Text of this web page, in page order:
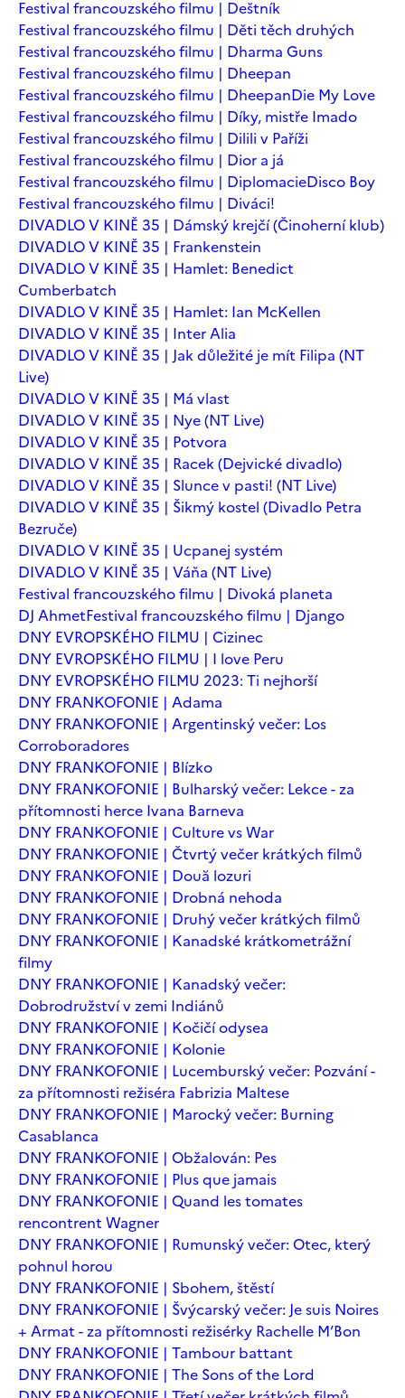
Festival francouzského filmu | Deštník
Festival francouzského filmu | Děti těch druhých
Festival francouzského filmu | Dharma Guns
Festival francouzského filmu | Dheepan
Festival francouzského filmu | DheepanDie My Love
Festival francouzského filmu | Díky, mistře Imado
Festival francouzského filmu | Dilili v Paříži
Festival francouzského filmu | Dior a já
Festival francouzského filmu | DiplomacieDisco Boy
Festival francouzského filmu | Diváci!
DIVADLO V KINĚ 35 | Dámský krejčí (Činoherní klub)
DIVADLO V KINĚ 35 | Frankenstein
DIVADLO V KINĚ 35 | Hamlet: Benedict
Cumberbatch
DIVADLO V KINĚ 35 | Hamlet: Ian McKellen
DIVADLO V KINĚ 35 | Inter Alia
DIVADLO V KINĚ 35 | Jak důležité je mít Filipa (NT
Live)
DIVADLO V KINĚ 35 | Má vlast
DIVADLO V KINĚ 35 | Nye (NT Live)
DIVADLO V KINĚ 35 | Potvora
DIVADLO V KINĚ 35 | Racek (Dejvické divadlo)
DIVADLO V KINĚ 35 | Slunce v pasti! (NT Live)
DIVADLO V KINĚ 35 | Šikmý kostel (Divadlo Petra
Bezruče)
DIVADLO V KINĚ 35 | Ucpanej systém
DIVADLO V KINĚ 35 | Váňa (NT Live)
Festival francouzského filmu | Divoká planeta
DJ AhmetFestival francouzského filmu | Django
DNY EVROPSKÉHO FILMU | Cizinec
DNY EVROPSKÉHO FILMU | I love Peru
DNY EVROPSKÉHO FILMU 2023: Ti nejhorší
DNY FRANKOFONIE | Adama
DNY FRANKOFONIE | Argentinský večer: Los
Corroboradores
DNY FRANKOFONIE | Blízko
DNY FRANKOFONIE | Bulharský večer: Lekce - za
přítomnosti herce Ivana Barneva
DNY FRANKOFONIE | Culture vs War
DNY FRANKOFONIE | Čtvrtý večer krátkých filmů
DNY FRANKOFONIE | Două lozuri
DNY FRANKOFONIE | Drobná nehoda
DNY FRANKOFONIE | Druhý večer krátkých filmů
DNY FRANKOFONIE | Kanadské krátkometrážní
filmy
DNY FRANKOFONIE | Kanadský večer:
Dobrodružství v zemi Indiánů
DNY FRANKOFONIE | Kočičí odysea
DNY FRANKOFONIE | Kolonie
DNY FRANKOFONIE | Lucemburský večer: Pozvání -
za přítomnosti režiséra Fabrizia Maltese
DNY FRANKOFONIE | Marocký večer: Burning
Casablanca
DNY FRANKOFONIE | Obžalován: Pes
DNY FRANKOFONIE | Plus que jamais
DNY FRANKOFONIE | Quand les tomates
rencontrent Wagner
DNY FRANKOFONIE | Rumunský večer: Otec, který
pohnul horou
DNY FRANKOFONIE | Sbohem, štěstí
DNY FRANKOFONIE | Švýcarský večer: Je suis Noires
+ Armat - za přítomnosti režisérky Rachelle M’Bon
DNY FRANKOFONIE | Tambour battant
DNY FRANKOFONIE | The Sons of the Lord